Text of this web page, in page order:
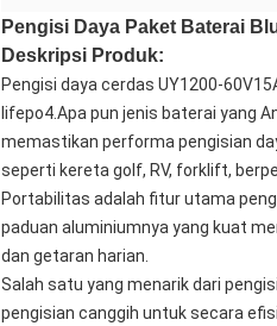
Pengisi Daya Paket Baterai
Deskripsi Produk:
Pengisi daya cerdas UY1200-
lifepo4.Apa pun jenis baterai yang
memastikan performa pengisian
seperti kereta golf, RV, forklift,
Portabilitas adalah fitur utama
paduan aluminiumnya yang kuat
dan getaran harian.
Salah satu yang menarik dari
pengisian canggih untuk secara